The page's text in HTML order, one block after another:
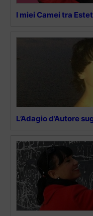
I miei Camei tra
L’Adagio d’Autore